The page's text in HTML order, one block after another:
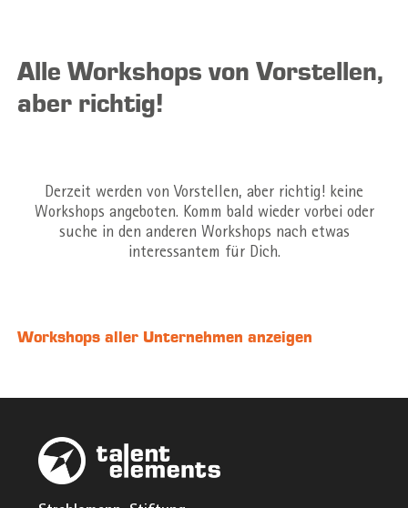
Alle Workshops von Vorstellen,
aber richtig!
Derzeit werden von Vorstellen, aber richtig! keine
Workshops angeboten. Komm bald wieder vorbei oder
suche in den anderen Workshops nach etwas
interessantem für Dich.
Workshops aller Unternehmen anzeigen